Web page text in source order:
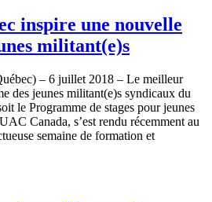
inspire une nouvelle
militant(e)s
– 6 juillet 2018 – Le meilleur
des jeunes militant(e)s syndicaux du
le Programme de stages pour jeunes
Canada, s’est rendu récemment au
semaine de formation et